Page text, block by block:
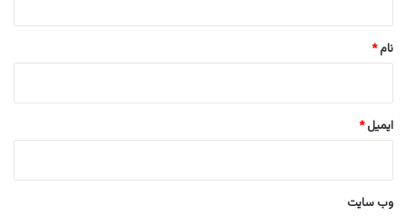
نام*
ایمیل*
وب‌ سایت